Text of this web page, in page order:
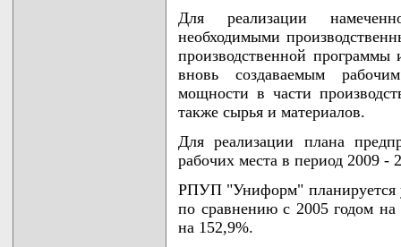
Для реализации
необходимыми
производственной
вновь создаваемым
мощности в части
также сырья и материалов.
Для реализации плана
рабочих места в период 2009 -
РПУП "Униформ" планируется
по сравнению с 2005 годом на
на 152,9%.